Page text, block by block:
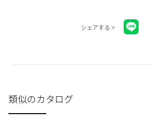
シェアする >
類似のカタログ